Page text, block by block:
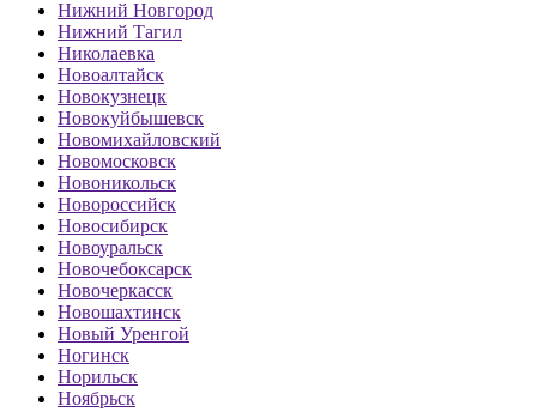
Нижний Новгород
Нижний Тагил
Николаевка
Новоалтайск
Новокузнецк
Новокуйбышевск
Новомихайловский
Новомосковск
Новоникольск
Новороссийск
Новосибирск
Новоуральск
Новочебоксарск
Новочеркасск
Новошахтинск
Новый Уренгой
Ногинск
Норильск
Ноябрьск